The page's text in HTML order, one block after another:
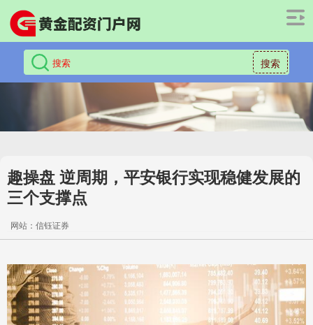
搜索
趣操盘 逆周期，平安银行实现稳健发展的
三个支撑点
网站：信钰证券